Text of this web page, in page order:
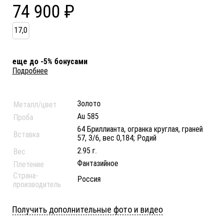
74 900 ₽
17,0
еще до -5% бонусами
Подробнее
Металл/цвет
Золото
Проба
Au 585
Вставка
64 Бриллианта, огранка круглая, граней
57, 3/6, вес 0,184; Родий
Вес
2.95 г.
Плетение
Фантазийное
Страна-
производитель
Россия
Получить дополнительные фото и видео